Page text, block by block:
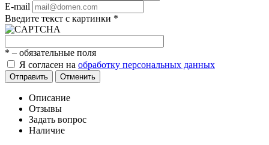
E-mail
Введите текст с картинки *
* – обязательные поля
Я согласен на обработку персональных данных
Отправить Отменить
Описание
Отзывы
Задать вопрос
Наличие